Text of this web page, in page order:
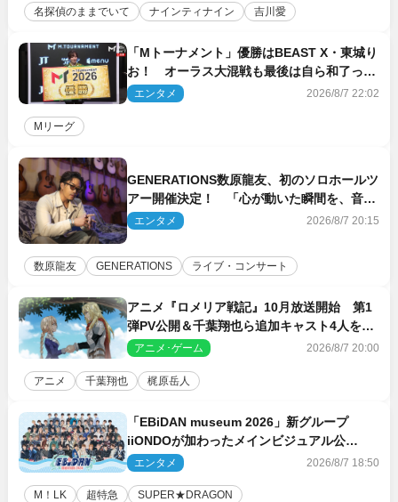
名探偵のままでいて ナインティナイン 吉川愛
「Mトーナメント」優勝はBEAST X・東城り
お！ オーラス大混戦も最後は自ら和了って
幕引き
エンタメ 2026/8/7 22:02
Mリーグ
GENERATIONS数原龍友、初のソロホールツ
アー開催決定！ 「心が動いた瞬間を、音に
乗せてお届けできれば」
エンタメ 2026/8/7 20:15
数原龍友 GENERATIONS ライブ・コンサート
アニメ『ロメリア戦記』10月放送開始 第1
弾PV公開＆千葉翔也ら追加キャスト4人を発
表アニメ･ゲーム 2026/8/7 20:00
アニメ 千葉翔也 梶原岳人
「EBiDAN museum 2026」新グループ
iiONDOが加わったメインビジュアル公
開！ 開催記念グッズラインナップも
エンタメ 2026/8/7 18:50
M！LK 超特急 SUPER★DRAGON